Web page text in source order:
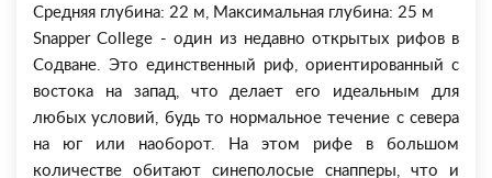
Средняя глубина: 22 м, Максимальная глубина: 25 м
Snapper College - один из недавно открытых рифов в
Содване. Это единственный риф, ориентированный с
востока на запад, что делает его идеальным для
любых условий, будь то нормальное течение с севера
на юг или наоборот. На этом рифе в большом
количестве обитают синеполосые снапперы, что и